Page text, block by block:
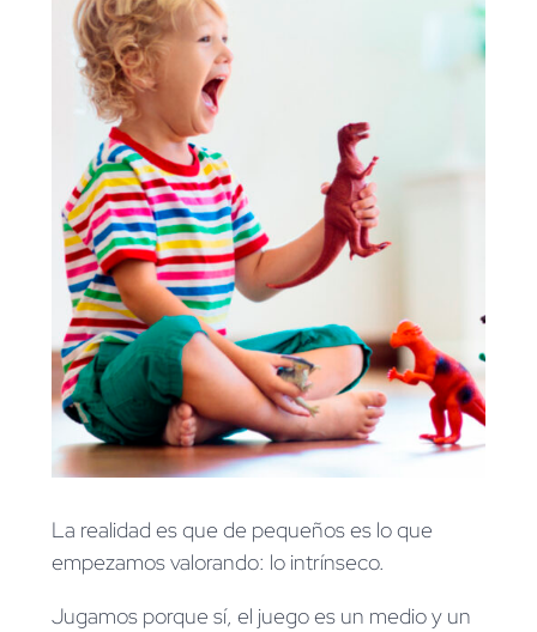
La realidad es que de pequeños es lo que
empezamos valorando: lo intrínseco.
Jugamos porque sí, el juego es un medio y un